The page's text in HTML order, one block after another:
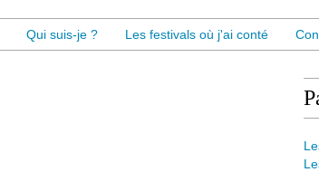
Qui suis-je ? Les festivals où j'ai conté